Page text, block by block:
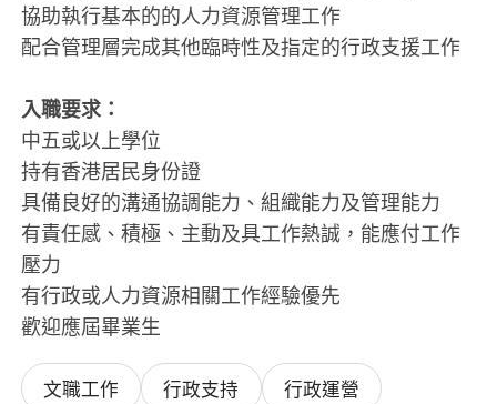
協助執行基本的的人力資源管理工作
配合管理層完成其他臨時性及指定的行政支援工作
入職要求：
中五或以上學位
持有香港居民身份證
具備良好的溝通協調能力、組織能力及管理能力
有責任感、積極、主動及具工作熱誠，能應付工作
壓力
有行政或人力資源相關工作經驗優先
歡迎應屆畢業生
文職工作 行政支持
行政運營